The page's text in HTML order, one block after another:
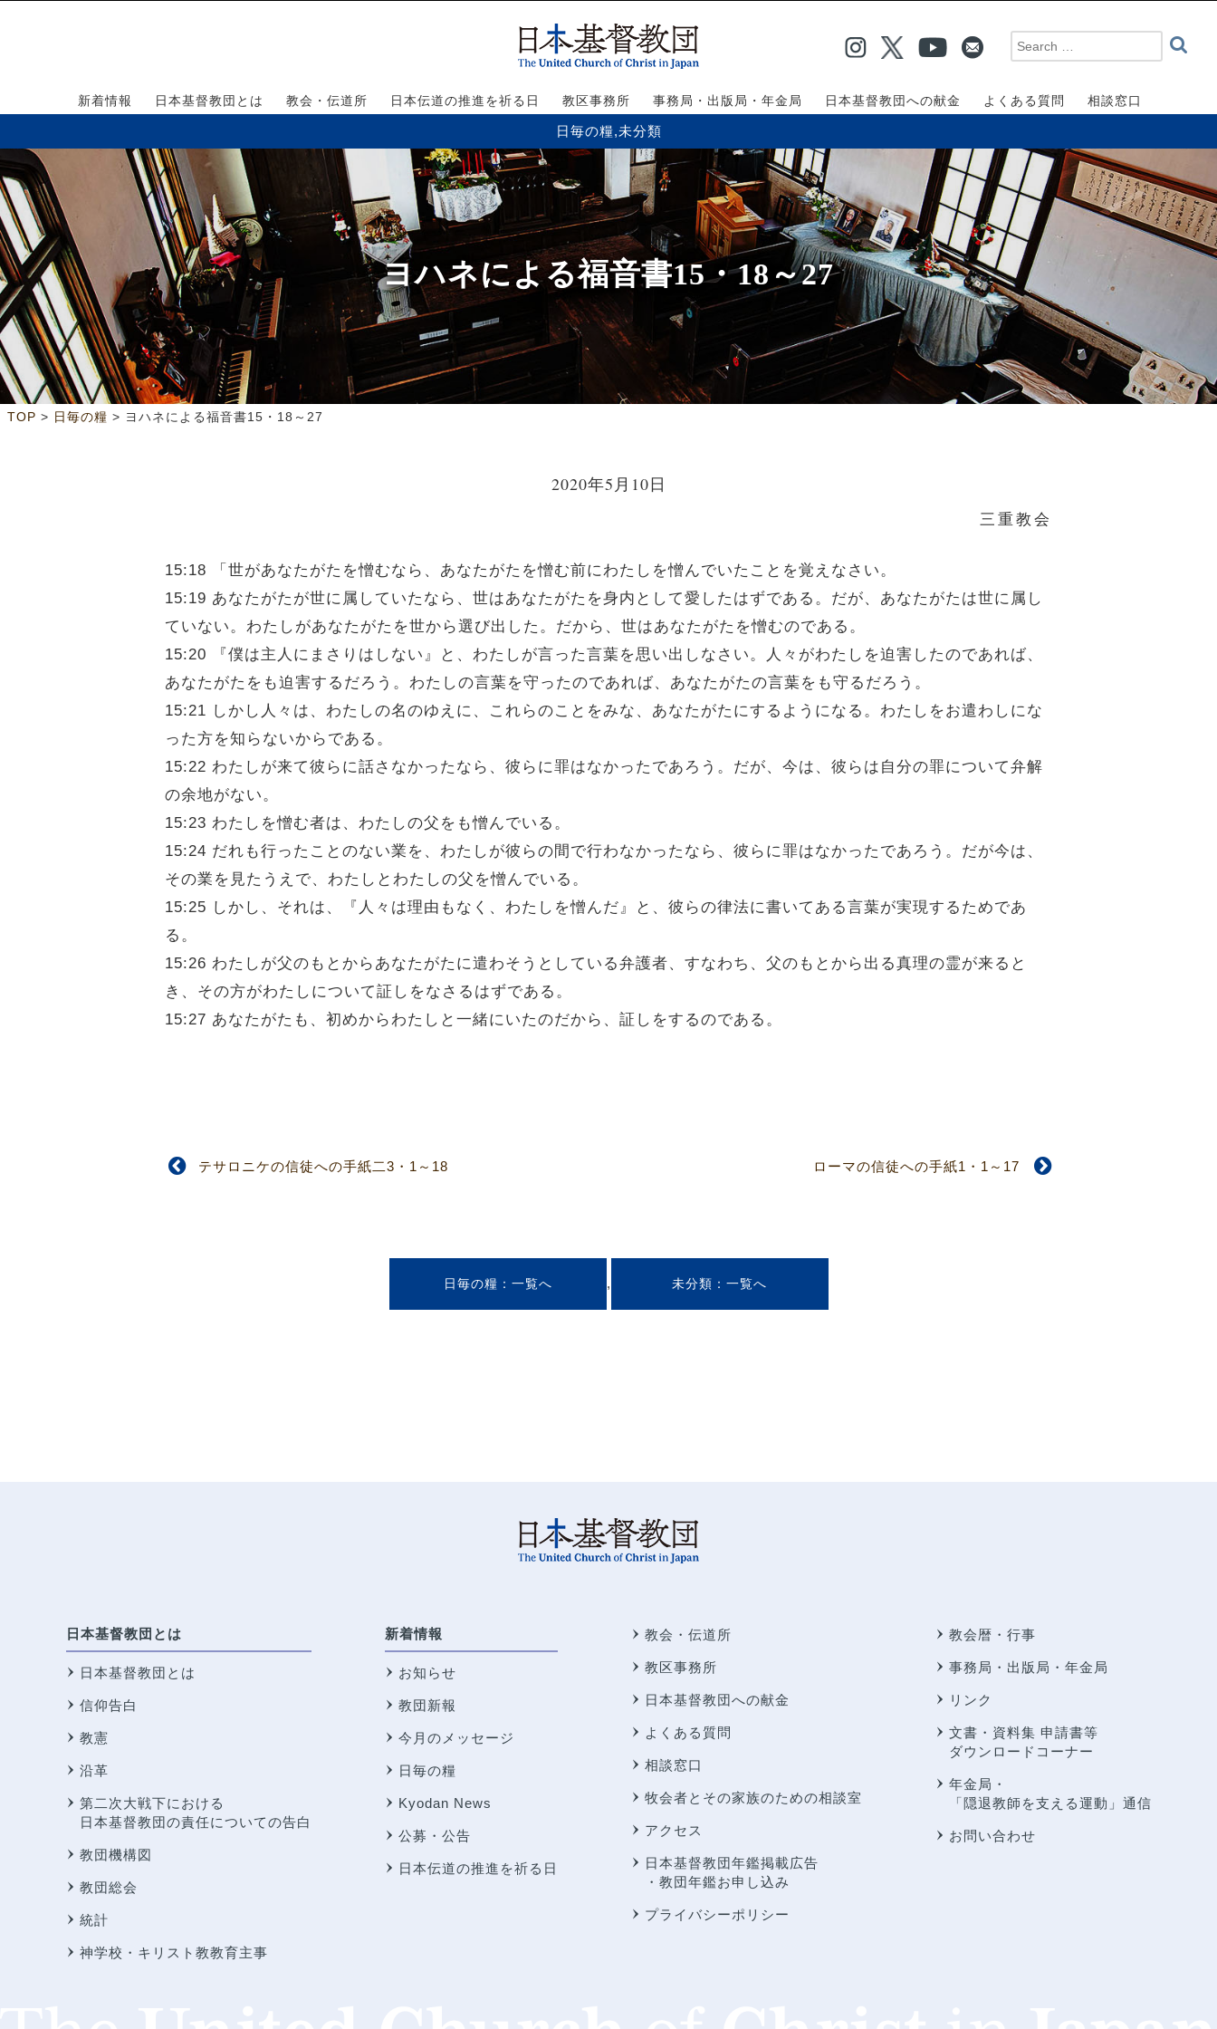
新着情報 日本基督教団とは 教会・伝道所 日本伝道の推進を祈る日 教区事務所 事務局・出版局・年金局 日本基督教団への献金 よくある質問 相談窓口
日毎の糧,未分類
ヨハネによる福音書15・18～27
TOP > 日毎の糧 > ヨハネによる福音書15・18～27
2020年5月10日
三重教会
15:18 「世があなたがたを憎むなら、あなたがたを憎む前にわたしを憎んでいたことを覚えなさい。
15:19 あなたがたが世に属していたなら、世はあなたがたを身内として愛したはずである。だが、あなたがたは世に属し
ていない。わたしがあなたがたを世から選び出した。だから、世はあなたがたを憎むのである。
15:20 『僕は主人にまさりはしない』と、わたしが言った言葉を思い出しなさい。人々がわたしを迫害したのであれば、
あなたがたをも迫害するだろう。わたしの言葉を守ったのであれば、あなたがたの言葉をも守るだろう。
15:21 しかし人々は、わたしの名のゆえに、これらのことをみな、あなたがたにするようになる。わたしをお遣わしにな
った方を知らないからである。
15:22 わたしが来て彼らに話さなかったなら、彼らに罪はなかったであろう。だが、今は、彼らは自分の罪について弁解
の余地がない。
15:23 わたしを憎む者は、わたしの父をも憎んでいる。
15:24 だれも行ったことのない業を、わたしが彼らの間で行わなかったなら、彼らに罪はなかったであろう。だが今は、
その業を見たうえで、わたしとわたしの父を憎んでいる。
15:25 しかし、それは、『人々は理由もなく、わたしを憎んだ』と、彼らの律法に書いてある言葉が実現するためであ
る。
15:26 わたしが父のもとからあなたがたに遣わそうとしている弁護者、すなわち、父のもとから出る真理の霊が来ると
き、その方がわたしについて証しをなさるはずである。
15:27 あなたがたも、初めからわたしと一緒にいたのだから、証しをするのである。
テサロニケの信徒への手紙二3・1～18 ローマの信徒への手紙1・1～17
日毎の糧 , 未分類
日本基督教団とは
日本基督教団とは
信仰告白
教憲
沿革
第二次大戦下における
日本基督教団の責任についての告白
教団機構図
教団総会
統計
神学校・キリスト教教育主事
新着情報
お知らせ
教団新報
今月のメッセージ
日毎の糧
Kyodan News
公募・公告
日本伝道の推進を祈る日
教会・伝道所
教区事務所
日本基督教団への献金
よくある質問
相談窓口
牧会者とその家族のための相談室
アクセス
日本基督教団年鑑掲載広告
・教団年鑑お申し込み
プライバシーポリシー
教会暦・行事
事務局・出版局・年金局
リンク
文書・資料集 申請書等
ダウンロードコーナー
年金局・
「隠退教師を支える運動」通信
お問い合わせ